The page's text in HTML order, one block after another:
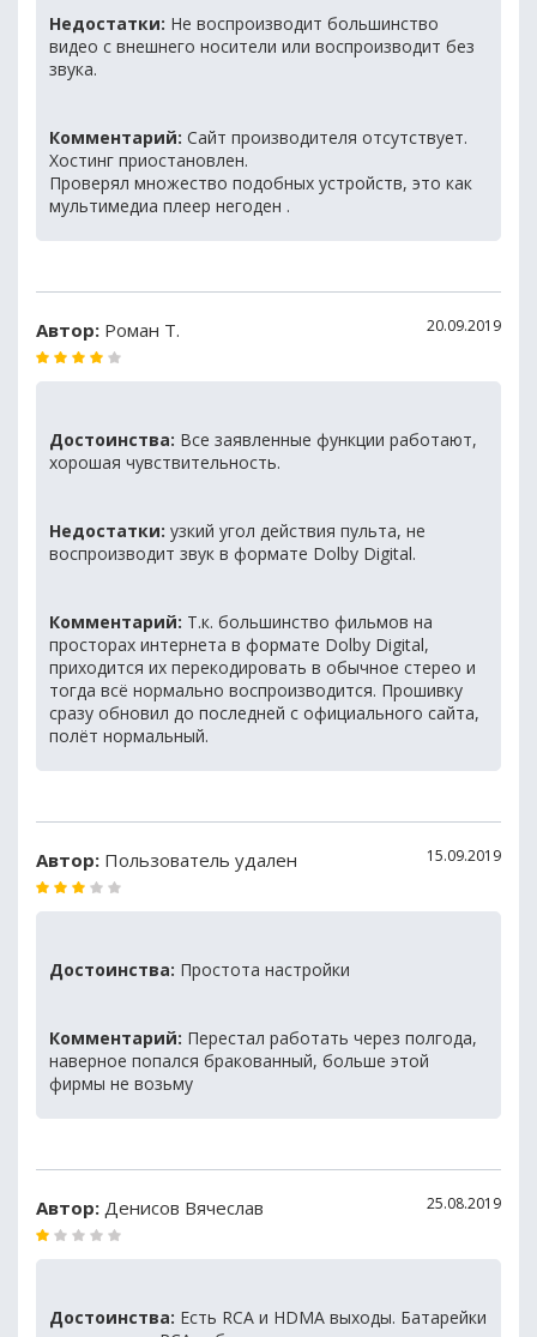
Недостатки: Не воспроизводит большинство
видео с внешнего носители или воспроизводит без
звука.
Комментарий: Сайт производителя отсутствует.
Хостинг приостановлен.
Проверял множество подобных устройств, это как
мультимедиа плеер негоден .
Автор: Роман Т. 20.09.2019
Достоинства: Все заявленные функции работают,
хорошая чувствительность.
Недостатки: узкий угол действия пульта, не
воспроизводит звук в формате Dolby Digital.
Комментарий: Т.к. большинство фильмов на
просторах интернета в формате Dolby Digital,
приходится их перекодировать в обычное стерео и
тогда всё нормально воспроизводится. Прошивку
сразу обновил до последней с официального сайта,
полёт нормальный.
Автор: Пользователь удален 15.09.2019
Достоинства: Простота настройки
Комментарий: Перестал работать через полгода,
наверное попался бракованный, больше этой
фирмы не возьму
Автор: Денисов Вячеслав 25.08.2019
Достоинства: Есть RCA и HDMA выходы. Батарейки